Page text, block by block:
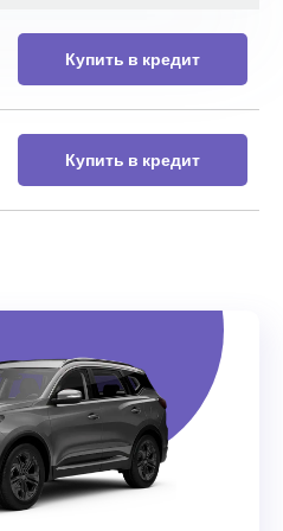
Купить в кредит
Купить в кредит